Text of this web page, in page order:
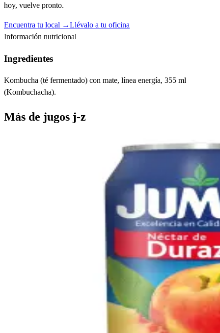
hoy, vuelve pronto.
Encuentra tu local →Llévalo a tu oficina
Información nutricional
Ingredientes
Kombucha (té fermentado) con mate, línea energía, 355 ml
(Kombuchacha).
Más de jugos j-z